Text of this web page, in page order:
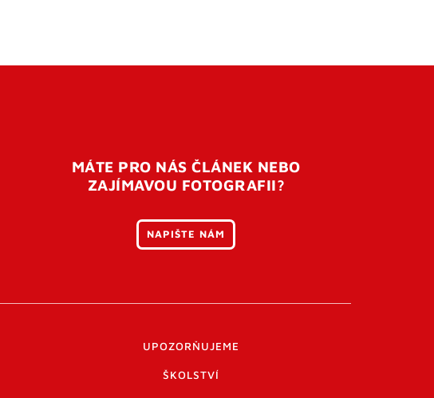
MÁTE PRO NÁS ČLÁNEK NEBO
ZAJÍMAVOU FOTOGRAFII?
NAPIŠTE NÁM
UPOZORŇUJEME
ŠKOLSTVÍ